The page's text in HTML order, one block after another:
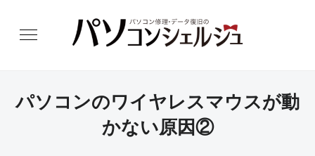
パソコンのワイヤレスマウスが動
かない原因②